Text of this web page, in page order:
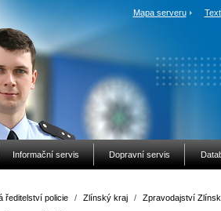
Mapa serveru
Informační servis Dopravní servis
ředitelství policie / Zlínský kraj / Zpravodajství